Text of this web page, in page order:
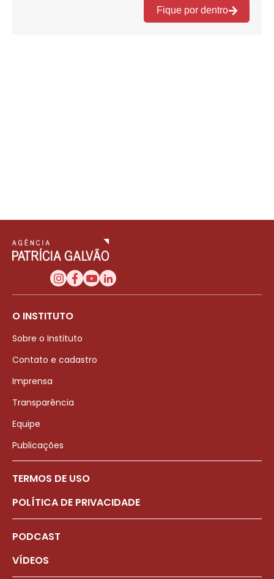
O INSTITUTO
Sobre o Instituto
Contato e cadastro
Imprensa
Transparência
Equipe
Publicações
TERMOS DE USO
POLÍTICA DE PRIVACIDADE
PODCAST
VÍDEOS